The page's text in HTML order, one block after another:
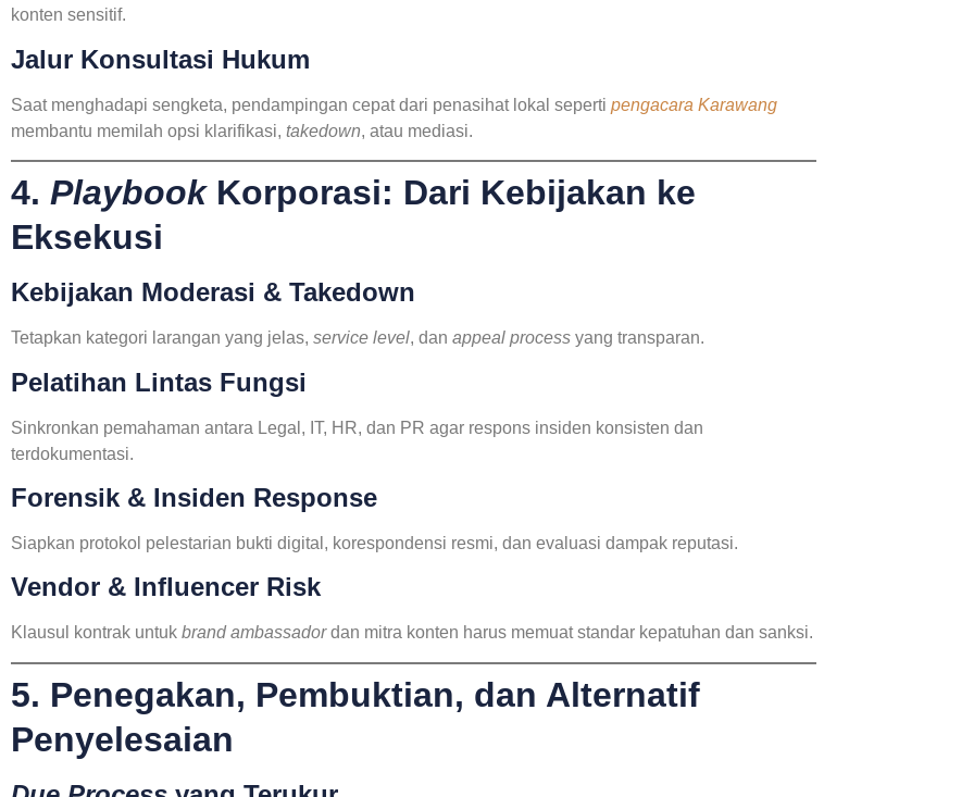
konten sensitif.
Jalur Konsultasi Hukum
Saat menghadapi sengketa, pendampingan cepat dari penasihat lokal seperti pengacara Karawang
membantu memilah opsi klarifikasi, takedown, atau mediasi.
4. PlaybookKorporasi: Dari Kebijakan ke
Eksekusi
Kebijakan Moderasi & Takedown
Tetapkan kategori larangan yang jelas, service level, dan appeal process yang transparan.
Pelatihan Lintas Fungsi
Sinkronkan pemahaman antara Legal, IT, HR, dan PR agar respons insiden konsisten dan
terdokumentasi.
Forensik & Insiden Response
Siapkan protokol pelestarian bukti digital, korespondensi resmi, dan evaluasi dampak reputasi.
Vendor & Influencer Risk
Klausul kontrak untuk brand ambassadordan mitra konten harus memuat standar kepatuhan dan sanksi.
5. Penegakan, Pembuktian, dan Alternatif
Penyelesaian